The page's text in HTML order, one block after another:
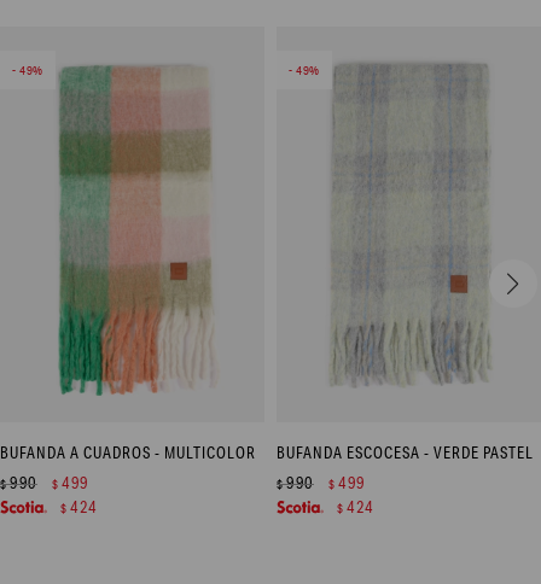
49
BUFANDA A CUADROS - MULTICOLOR
$990 $ 499
$ 424
49
BUFANDA ESCOCESA - VERDE PASTEL
$990 $ 499
$ 424